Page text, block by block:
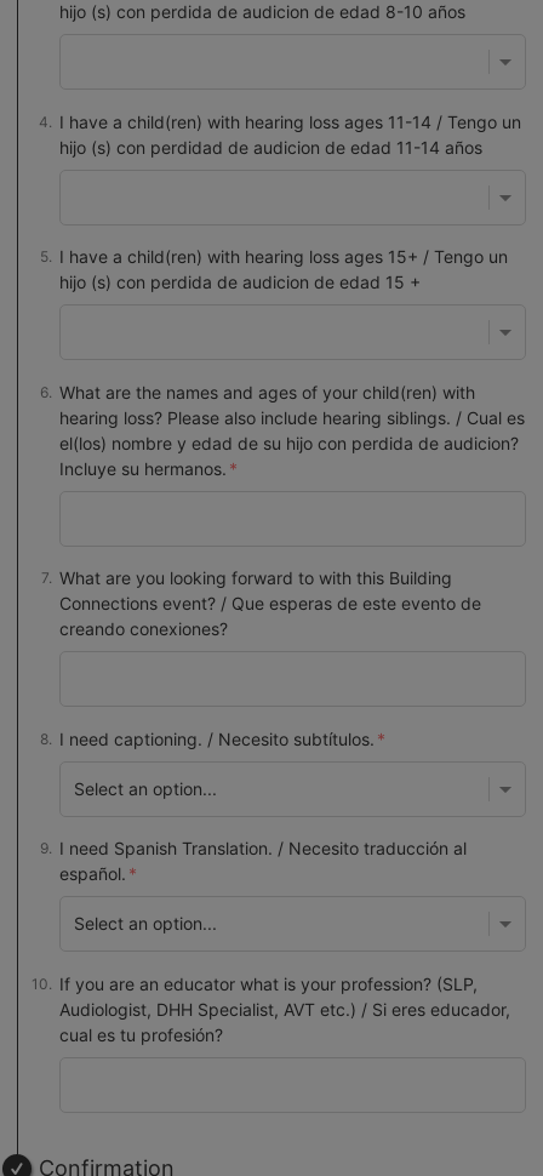
hijo (s) con perdida de audicion de edad 8-10 años
I have a child(ren) with hearing loss ages 11-14 / Tengo un
hijo (s) con perdidad de audicion de edad 11-14 años
I have a child(ren) with hearing loss ages 15+ / Tengo un
hijo (s) con perdida de audicion de edad 15 +
What are the names and ages of your child(ren) with
hearing loss? Please also include hearing siblings. / Cual es
el(los) nombre y edad de su hijo con perdida de audicion?
Incluye su hermanos.
What are you looking forward to with this Building
Connections event? / Que esperas de este evento de
creando conexiones?
I need captioning. / Necesito subtítulos.
I need Spanish Translation. / Necesito traducción al
español.
If you are an educator what is your profession? (SLP,
Audiologist, DHH Specialist, AVT etc.) / Si eres educador,
cual es tu profesión?
Confirmation